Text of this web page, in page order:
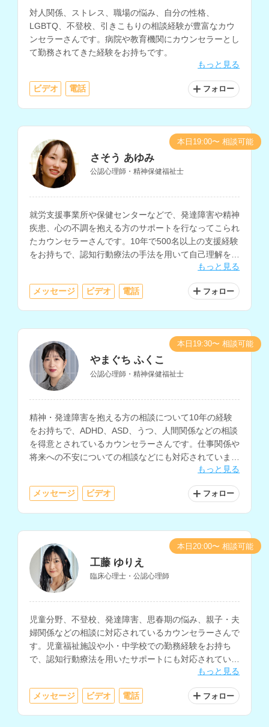
対人関係、ストレス、職場の悩み、自分の性格、
LGBTQ、不登校、引きこもりの相談経験が豊富なカウ
ンセラーさんです。病院や教育機関にカウンセラーとし
て勤務されてきた経験をお持ちです。
もっと見る
ビデオ 電話 フォロー
さそう あゆみ
公認心理師・精神保健福祉士
就労支援事業所や保健センターなどで、発達障害や精神
疾患、心の不調を抱える方のサポートを行なってこられ
たカウンセラーさんです。10年で500名以上の支援経験
をお持ちで、認知行動療法の手法を用いて自己理解を深
めるサポートやセルフケアに関する相談にも対応されて
もっと見る
メッセージ ビデオ 電話 フォロー
本日19:00〜 相談可能
やまぐち ふくこ
公認心理師・精神保健福祉士
精神・発達障害を抱える方の相談について10年の経験
をお持ちで、ADHD、ASD、うつ、人間関係などの相談
を得意とされているカウンセラーさんです。仕事関係や
将来への不安についての相談などにも対応されていま
もっと見る
メッセージ ビデオ フォロー
本日19:30〜 相談可能
工藤 ゆりえ
臨床心理士・公認心理師
児童分野、不登校、発達障害、思春期の悩み、親子・夫
婦関係などの相談に対応されているカウンセラーさんで
す。児童福祉施設や小・中学校での勤務経験をお持ち
で、認知行動療法を用いたサポートにも対応されていま
もっと見る
メッセージ ビデオ 電話 フォロー
本日20:00〜 相談可能